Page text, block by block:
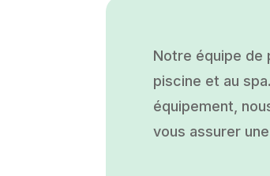
Notre équipe de
piscine et au
équipement,
vous assurer